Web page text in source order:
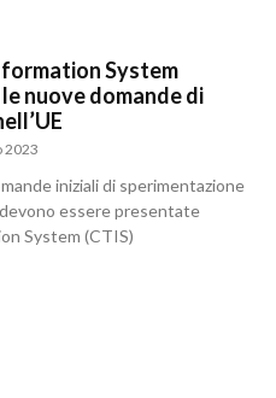
System
nuove domande di
2023
iniziali di sperimentazione
essere presentate
System (CTIS)